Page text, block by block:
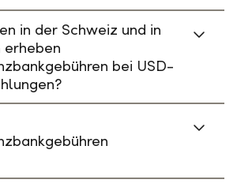
in der Schweiz und in
erheben
bei USD-